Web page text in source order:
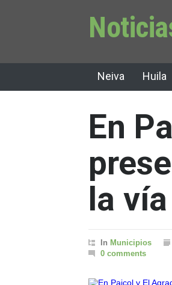
Neiva Huila
En
la
In Municipios
0 comments